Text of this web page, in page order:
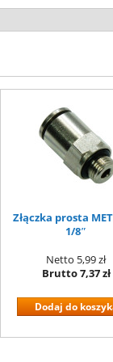
Złączka prosta
1/8″
Netto 5,99 zł
Brutto7,37 zł
Dodaj do